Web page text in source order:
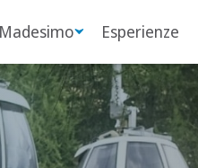
Esperienze